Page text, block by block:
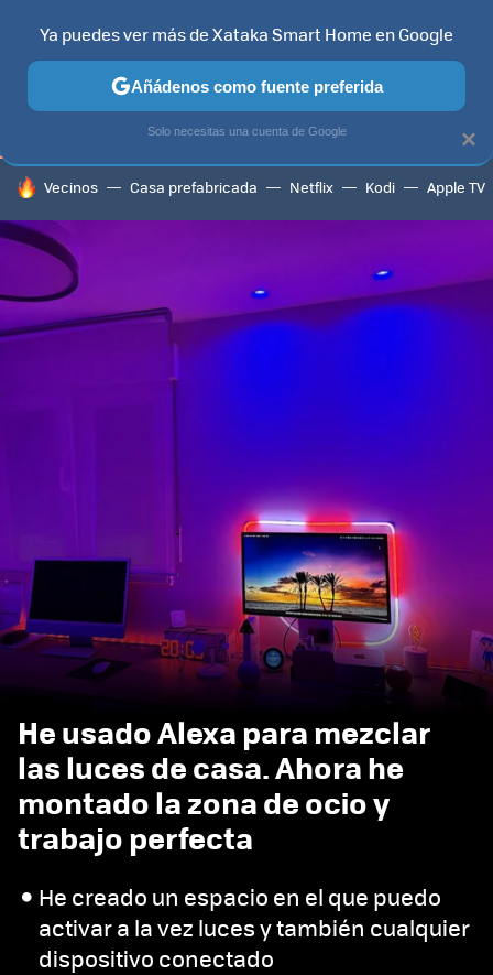
TELEVISORES CONTENIDOS SMART TV SELECCIÓN
HOY SE HABLA DE
Vecinos Casa prefabricada Netflix Kodi Apple TV
He usado Alexa para mezclar
las luces de casa. Ahora he
montado la zona de ocio y
trabajo perfecta
He creado un espacio en el que puedo
activar a la vez luces y también cualquier
dispositivo conectado
×
Ya puedes ver más de Xataka Smart Home en Google
Añádenos como fuente preferida
Solo necesitas una cuenta de Google